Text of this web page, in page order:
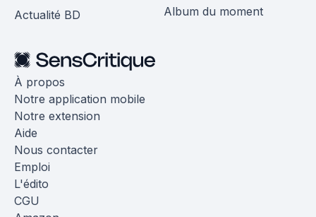
Actualité BD
Album du moment
À propos
Notre application mobile
Notre extension
Aide
Nous contacter
Emploi
L'édito
CGU